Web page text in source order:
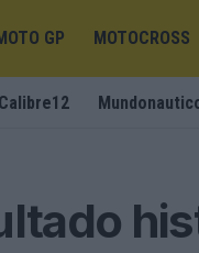
GP MOTOCROSS
Calibre12